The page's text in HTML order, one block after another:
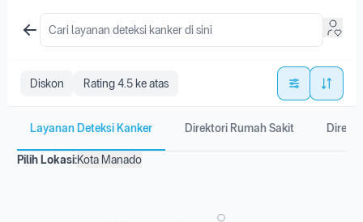
Diskon Rating 4.5 ke atas
Layanan Deteksi Kanker Direktori Rumah Sakit
Pilih Lokasi:Kota Manado